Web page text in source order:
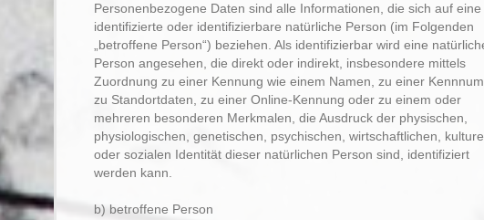
Personenbezogene Daten sind alle Informationen, die sich auf eine
identifizierte oder identifizierbare natürliche Person (im Folgenden
„betroffene Person“) beziehen. Als identifizierbar wird eine
Person angesehen, die direkt oder indirekt, insbesondere mittels
Zuordnung zu einer Kennung wie einem Namen, zu einer
zu Standortdaten, zu einer Online-Kennung oder zu einem oder
mehreren besonderen Merkmalen, die Ausdruck der physischen,
physiologischen, genetischen, psychischen, wirtschaftlichen,
oder sozialen Identität dieser natürlichen Person sind, identifiziert
werden kann.
b) betroffene Person